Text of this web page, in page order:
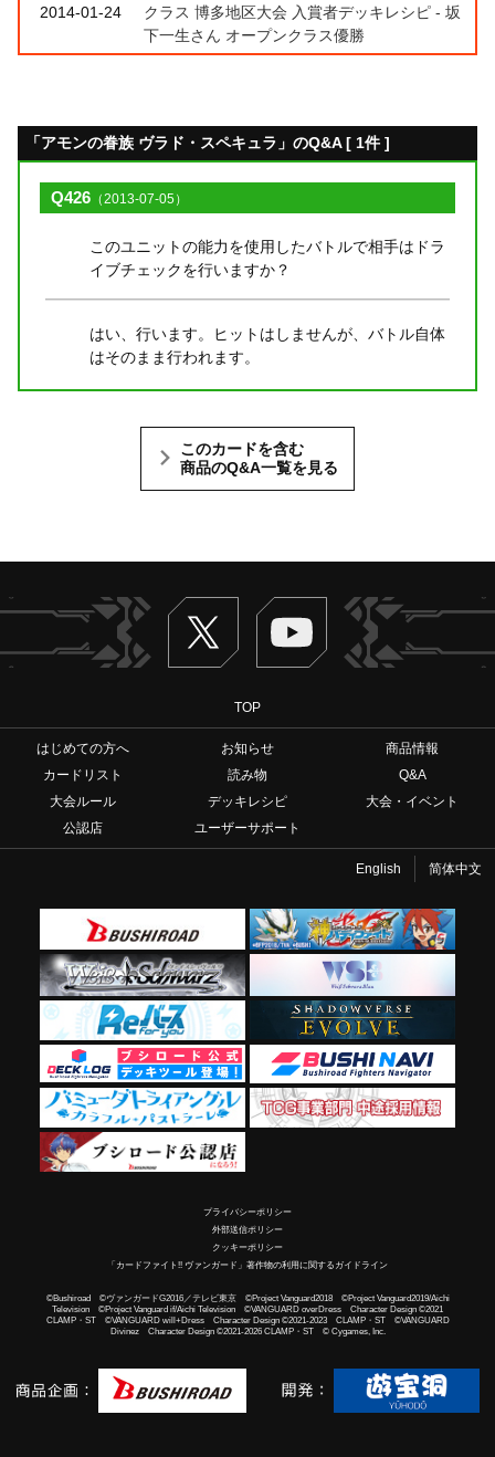
2014-01-24
クラス 博多地区大会 入賞者デッキレシピ - 坂
下一生さん オープンクラス優勝
「アモンの眷族 ヴラド・スペキュラ」のQ&A [ 1件 ]
Q426 （2013-07-05）
このユニットの能力を使用したバトルで相手はドラ
イブチェックを行いますか？
はい、行います。ヒットはしませんが、バトル自体
はそのまま行われます。
このカードを含む
商品のQ&A一覧を見る
Twitter ヴァンガードch
TOP
はじめての方へ お知らせ
商品情報
カードリスト
読み物
Q&A
大会ルール
デッキレシピ
大会・イベント
公認店
ユーザーサポート
English 简体中文
プライバシーポリシー
外部送信ポリシー
クッキーポリシー
「カードファイト!! ヴァンガード」著作物の利用に関するガイドライン
©Bushiroad ©ヴァンガードG2016／テレビ東京 ©Project Vanguard2018 ©Project Vanguard2019/Aichi
Television ©Project Vanguard if/Aichi Television ©VANGUARD overDress Character Design ©2021
CLAMP・ST ©VANGUARD will+Dress Character Design ©2021-2023 CLAMP・ST ©VANGUARD
Divinez Character Design ©2021-2026 CLAMP・ST © Cygames, Inc.